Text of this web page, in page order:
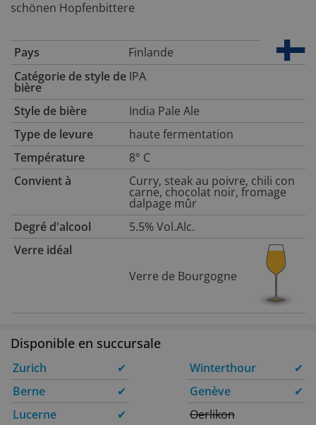
schönen Hopfenbittere
Pays
Finlande
Catégorie de style de
bière
IPA
Style de bière
India Pale Ale
Type de levure
haute fermentation
Température
8° C
Convient à
Curry, steak au poivre, chili con
carne, chocolat noir, fromage
dalpage mûr
Degré d'alcool
5.5% Vol.Alc.
Verre idéal
Verre de Bourgogne
Disponible en succursale
Zurich
✔
Berne
✔
Lucerne
✔
Winterthour
✔
Genève
✔
Oerlikon